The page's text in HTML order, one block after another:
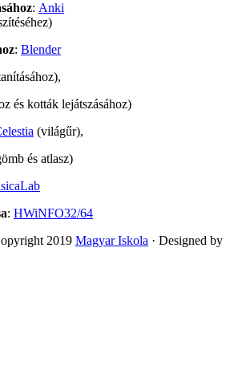
: Anki
: Blender
és kották lejátszásához)
(világűr),
és atlasz)
: HWiNFO32/64
2019 Magyar Iskola · Designed by